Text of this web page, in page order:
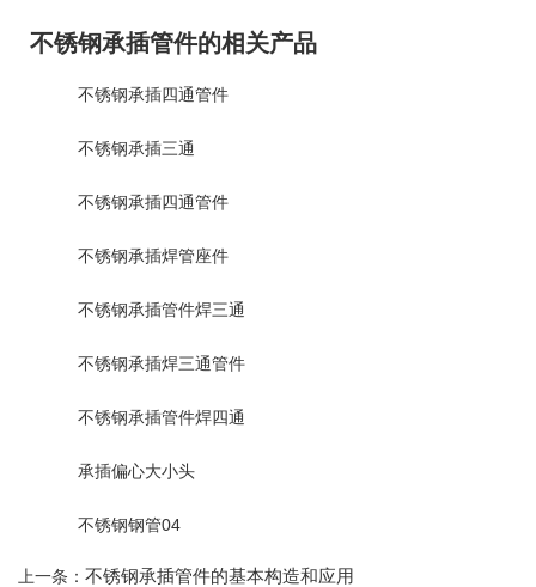
不锈钢承插管件的相关产品
不锈钢承插四通管件
不锈钢承插三通
不锈钢承插四通管件
不锈钢承插焊管座件
不锈钢承插管件焊三通
不锈钢承插焊三通管件
不锈钢承插管件焊四通
承插偏心大小头
不锈钢钢管04
上一条： 不锈钢承插管件的基本构造和应用